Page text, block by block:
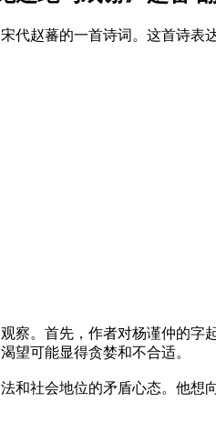
代赵蕃的一首诗词。这首诗
察。首先，作者对杨谨仲的
望可能显得贪婪和不合适。
和社会地位的矛盾心态。他